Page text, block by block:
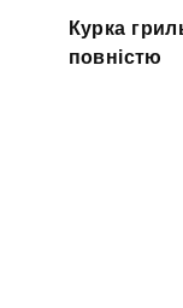
Курка
повністю